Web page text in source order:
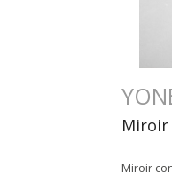
Miroir
Miroir